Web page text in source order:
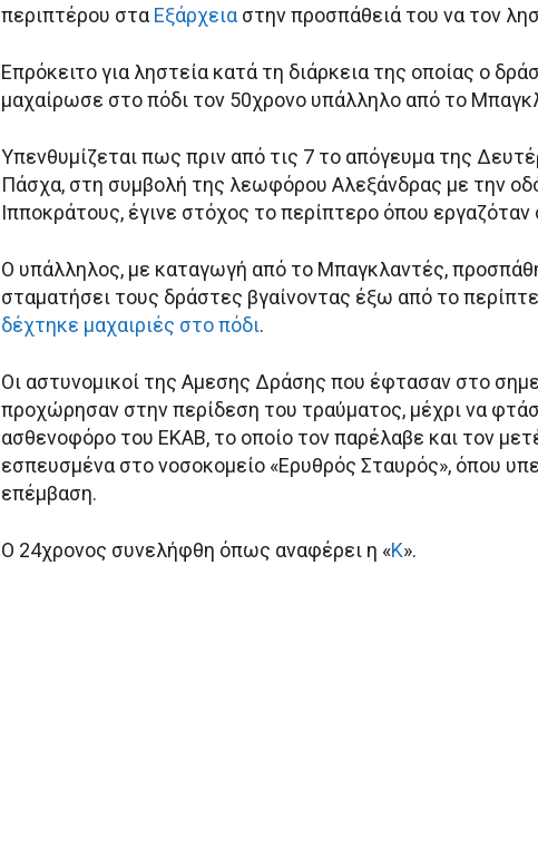
περιπτέρου στα Εξάρχεια στην προσπάθειά του να τον
Επρόκειτο για ληστεία κατά τη διάρκεια της οποίας ο
μαχαίρωσε στο πόδι τον 50χρονο υπάλληλο από το
Υπενθυμίζεται πως πριν από τις 7 το απόγευμα της
Πάσχα, στη συμβολή της λεωφόρου Αλεξάνδρας με την
Ιπποκράτους, έγινε στόχος το περίπτερο όπου εργαζόταν
Ο υπάλληλος, με καταγωγή από το Μπαγκλαντές,
σταματήσει τους δράστες βγαίνοντας έξω από το
δέχτηκε μαχαιριές στο πόδι.
Οι αστυνομικοί της Αμεσης Δράσης που έφτασαν στο
προχώρησαν στην περίδεση του τραύματος, μέχρι να
ασθενοφόρο του ΕΚΑΒ, το οποίο τον παρέλαβε και τον
εσπευσμένα στο νοσοκομείο «Ερυθρός Σταυρός», όπου
επέμβαση.
Ο 24χρονος συνελήφθη όπως αναφέρει η «Κ».